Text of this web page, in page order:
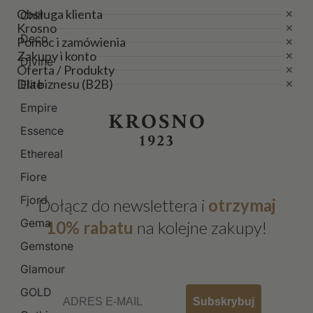
Chill
Deco
Divine
Elite
Empire
Essence
Ethereal
Fiore
Fjord
Gema
Gemstone
Glamour
GOLD
Obsługa klienta
Krosno
Pomoc i zamówienia
Zakupy i konto
Oferta / Produkty
Dla biznesu (B2B)
Dołącz do newslettera i otrzymaj
10% rabatu na kolejne zakupy!
Subskrybuj